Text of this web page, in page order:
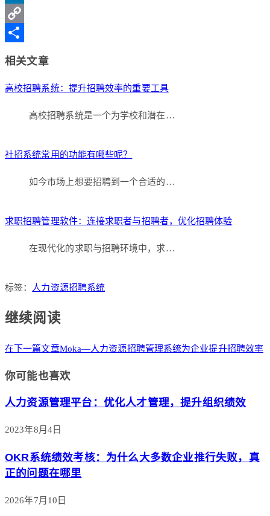
Weibo
LinkedIn
Copy
相关文章
高校招聘系统：提升招聘效率的重要工具
高校招聘系统是一个为学校和潜在…
社招系统常用的功能有哪些呢？
如今市场上想要招聘到一个合适的…
求职招聘管理软件：连接求职者与招聘者，优化招聘体验
在现代化的求职与招聘环境中，求…
标签： 人力资源招聘系统
继续阅读
在下一篇文章Moka—人力资源招聘管理系统为企业提升招聘效率
你可能也喜欢
人力资源管理平台：优化人才管理，提升组织绩效
2023年8月4日
OKR系统绩效考核：为什么大多数企业推行失败，真
正的问题在哪里
2026年7月10日